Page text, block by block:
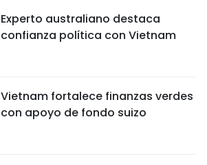
Experto australiano destaca
confianza política con Vietnam
Vietnam fortalece finanzas verdes
con apoyo de fondo suizo